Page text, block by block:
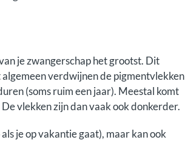
je zwangerschap het grootst. Dit
verdwijnen de pigmentvlekken
(soms ruim een jaar). Meestal komt
vlekken zijn dan vaak ook donkerder.
je op vakantie gaat), maar kan ook